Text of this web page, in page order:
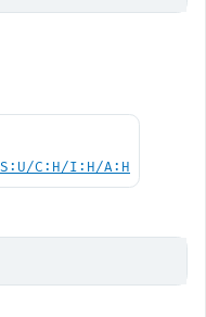
C:H/I:H/A:H